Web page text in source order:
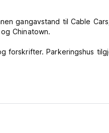
gangavstand til Cable
Chinatown.
forskrifter. Parkeringshus
ut av statens ID med
et internasjonalt pass
Du må oppgi ID UT av San